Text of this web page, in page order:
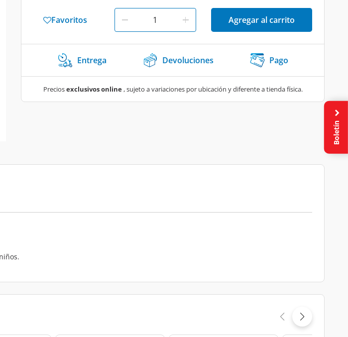
Favoritos Agregar al carrito
Entrega Devoluciones Pago
Preciosexclusivos online, sujeto a variaciones por ubicación y diferente a tienda física.
Boletín